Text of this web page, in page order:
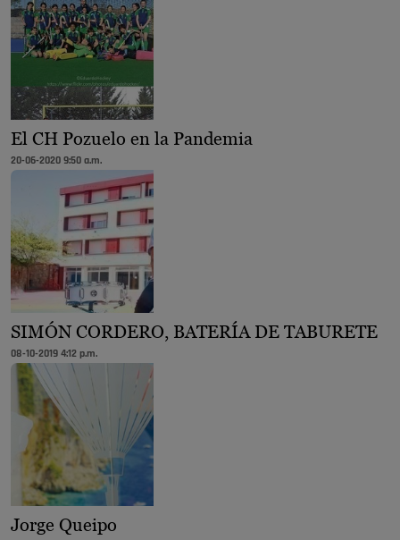
El CH Pozuelo en la Pandemia
20-06-2020 9:50 a.m.
SIMÓN CORDERO, BATERÍA DE TABURETE
08-10-2019 4:12 p.m.
Jorge Queipo